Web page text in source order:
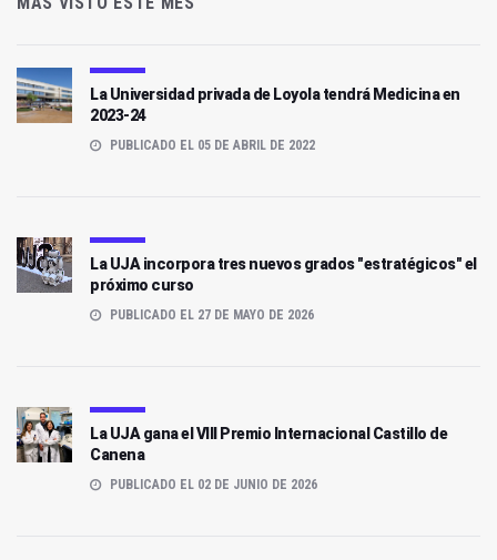
La Universidad privada de Loyola tendrá Medicina en
2023-24
PUBLICADO EL 05 DE ABRIL DE 2022
La UJA incorpora tres nuevos grados "estratégicos" el
próximo curso
PUBLICADO EL 27 DE MAYO DE 2026
La UJA gana el VIII Premio Internacional Castillo de
Canena
PUBLICADO EL 02 DE JUNIO DE 2026